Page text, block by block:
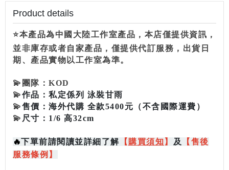
Product details
⭐本產品為中國大陸工作室產品，本店僅提供資訊，
並非庫存或者自家產品，僅提供代訂服務，出貨日
期、產品實物以工作室為準。
💫 團隊： KOD
💫作品： 私定係列 泳裝甘雨
💫售價： 海外代購 全款5400元（不含國際運費）
💫 尺寸： 1/6 高32cm
🔥下單前請閱讀並詳細了解 【 購買須知 】 及
【售後
服務條例】